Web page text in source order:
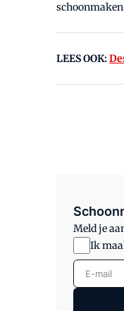
LEES OOK:
Meld je
Ik
E-mail